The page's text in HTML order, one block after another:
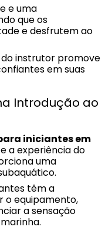
e uma
que os
e desfrutem ao
instrutor promove
em suas
Introdução ao
iniciantes em
a experiência do
uma
têm a
o equipamento,
a sensação